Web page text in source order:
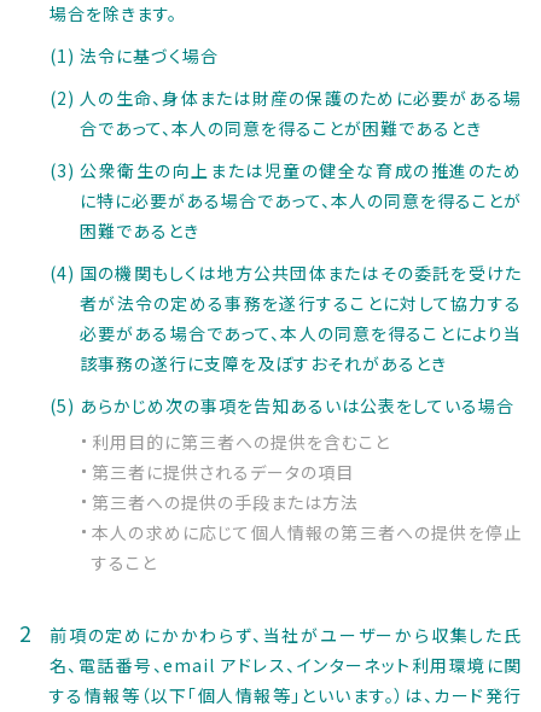
場合を除きます。
法令に基づく場合
人の生命、身体または財産の保護のために必要がある場
合であって、本人の同意を得ることが困難であるとき
公衆衛生の向上または児童の健全な育成の推進のため
に特に必要がある場合であって、本人の同意を得ることが
困難であるとき
国の機関もしくは地方公共団体またはその委託を受けた
者が法令の定める事務を遂行することに対して協力する
必要がある場合であって、本人の同意を得ることにより当
該事務の遂行に支障を及ぼすおそれがあるとき
あらかじめ次の事項を告知あるいは公表をしている場合
利用目的に第三者への提供を含むこと
第三者に提供されるデータの項目
第三者への提供の手段または方法
本人の求めに応じて個人情報の第三者への提供を停止
すること
前項の定めにかかわらず、当社がユーザーから収集した氏
名、電話番号、email アドレス、インターネット利用環境に関
する情報等（以下「個人情報等」といいます。）は、カード発行